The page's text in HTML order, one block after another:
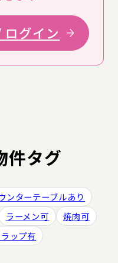
グイン
件タグ
ンターテーブルあり
ラーメン可
焼肉可
ップ有